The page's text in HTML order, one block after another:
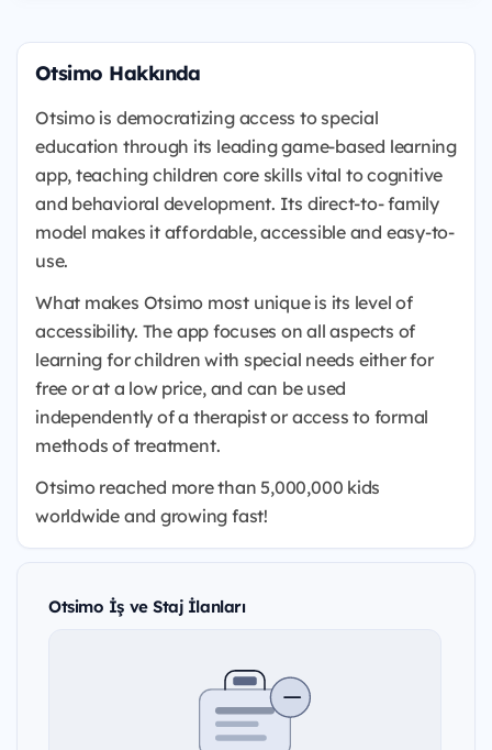
Otsimo Hakkında
Otsimo is democratizing access to special
education through its leading game-based learning
app, teaching children core skills vital to cognitive
and behavioral development. Its direct-to- family
model makes it affordable, accessible and easy-to-
use.
What makes Otsimo most unique is its level of
accessibility. The app focuses on all aspects of
learning for children with special needs either for
free or at a low price, and can be used
independently of a therapist or access to formal
methods of treatment.
Otsimo reached more than 5,000,000 kids
worldwide and growing fast!
Otsimo İş ve Staj İlanları